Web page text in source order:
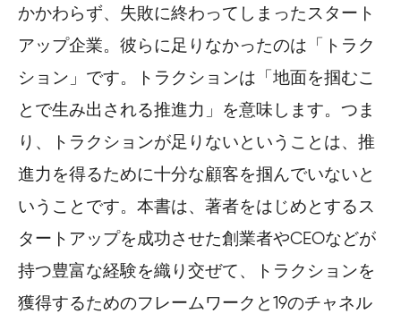
かかわらず、失敗に終わってしまったスタート
アップ企業。彼らに足りなかったのは「トラク
ション」です。トラクションは「地面を掴むこ
とで生み出される推進力」を意味します。つま
り、トラクションが足りないということは、推
進力を得るために十分な顧客を掴んでいないと
いうことです。本書は、著者をはじめとするス
タートアップを成功させた創業者やCEOなどが
持つ豊富な経験を織り交ぜて、トラクションを
獲得するためのフレームワークと19のチャネル